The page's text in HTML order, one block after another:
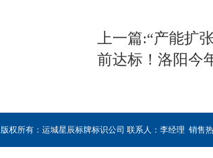
上一篇:“产能扩
前达标！洛阳今
版权所有：运城星辰标牌标识公司 联系人：李经理 销售